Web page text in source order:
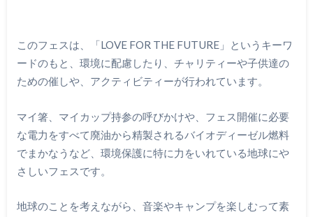
このフェスは、「LOVE FOR THE FUTURE」というキーワ
ードのもと、環境に配慮したり、チャリティーや子供達の
ための催しや、アクティビティーが行われています。
マイ箸、マイカップ持参の呼びかけや、フェス開催に必要
な電力をすべて廃油から精製されるバイオディーゼル燃料
でまかなうなど、環境保護に特に力をいれている地球にや
さしいフェスです。
地球のことを考えながら、音楽やキャンプを楽しむって素